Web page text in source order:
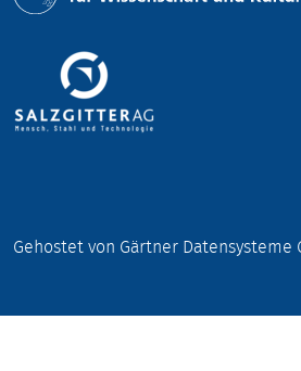
Gehostet von Gärtner Datensysteme